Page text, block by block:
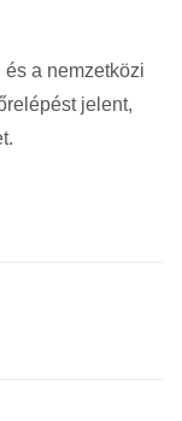
a nemzetközi
jelent,